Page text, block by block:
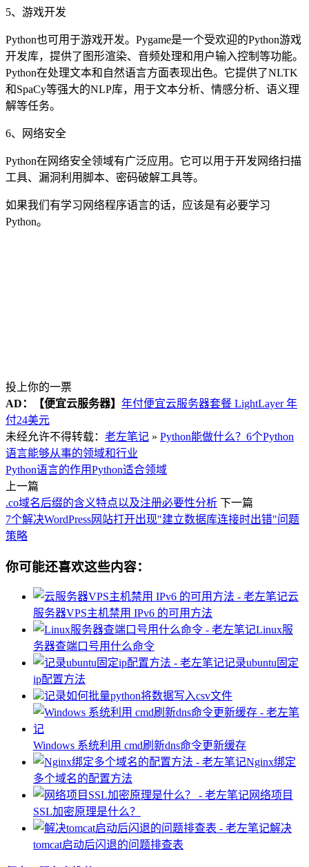
5、游戏开发
Python也可用于游戏开发。Pygame是一个受欢迎的Python游戏
开发库，提供了图形渲染、音频处理和用户输入控制等功能。
Python在处理文本和自然语言方面表现出色。它提供了NLTK
和SpaCy等强大的NLP库，用于文本分析、情感分析、语义理
解等任务。
6、网络安全
Python在网络安全领域有广泛应用。它可以用于开发网络扫描
工具、漏洞利用脚本、密码破解工具等。
如果我们有学习网络程序语言的话，应该是有必要学习
Python。
投上你的一票
AD：
【便宜云服务器】 年付便宜云服务器套餐 LightLayer 年
付24美元
未经允许不得转载： 老左笔记 » Python能做什么？6个Python
语言能够从事的领域和行业
Python语言的作用Python适合领域
上一篇
.co域名后缀的含义特点以及注册必要性分析 下一篇
7个解决WordPress网站打开出现"建立数据库连接时出错"问题
策略
你可能还喜欢这些内容：
云
服务器VPS主机禁用 IPv6 的可用方法
Linux服
务器查端口号用什么命令
记录ubuntu固定
ip配置方法
记录如何批量python将数据写入csv文件
Windows 系统利用 cmd刷新dns命令更新缓存
Nginx绑定
多个域名的配置方法
网络项目
SSL加密原理是什么？
解决
tomcat启动后闪退的问题排查表